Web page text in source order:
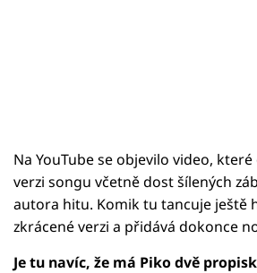
Na YouTube se objevilo video,
verzi songu včetně dost šílených
autora hitu. Komik tu tancuje ještě
zkrácené verzi a přidává dokonce
Je tu navíc, že má Piko dvě